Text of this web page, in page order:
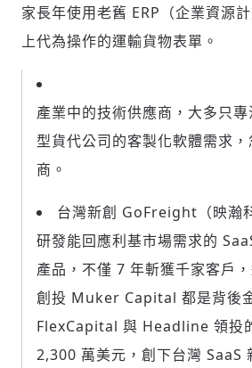
家長年使用老舊 ERP（企業資源
上代為操作的運輸貨物表單。
產業中的技術供應商，大多只
型貨代公司的客製化軟體需求
商。
台灣新創 GoFreight（映瀚
研發能回應利基市場需求的
產品，不僅 7 年斬獲千家客戶
創投 Muker Capital 都是背後
FlexCapital 與 Headline 領投
2,300 萬美元，創下台灣 SaaS